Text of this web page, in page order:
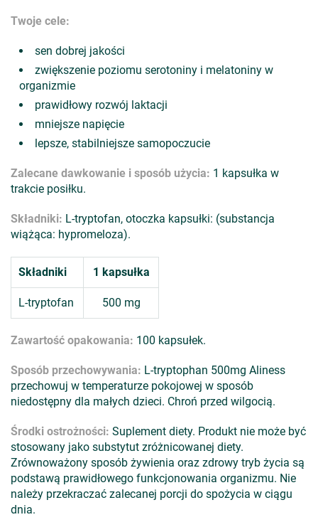
Twoje cele:
sen dobrej jakości
zwiększenie poziomu serotoniny i melatoniny w
organizmie
prawidłowy rozwój laktacji
mniejsze napięcie
lepsze, stabilniejsze samopoczucie
Zalecane dawkowanie i sposób użycia: 1 kapsułka w
trakcie posiłku.
Składniki: L-tryptofan, otoczka kapsułki: (substancja
wiążąca: hypromeloza).
Składniki 1 kapsułka
L-tryptofan 500 mg
Zawartość opakowania: 100 kapsułek.
Sposób przechowywania: L-tryptophan 500mg Aliness
przechowuj w temperaturze pokojowej w sposób
niedostępny dla małych dzieci. Chroń przed wilgocią.
Środki ostrożności: Suplement diety. Produkt nie może być
stosowany jako substytut zróżnicowanej diety.
Zrównoważony sposób żywienia oraz zdrowy tryb życia są
podstawą prawidłowego funkcjonowania organizmu. Nie
należy przekraczać zalecanej porcji do spożycia w ciągu
dnia.